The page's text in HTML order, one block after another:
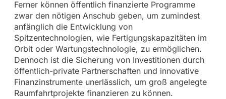
Ferner können öffentlich finanzierte Programme
zwar den nötigen Anschub geben, um zumindest
anfänglich die Entwicklung von
Spitzentechnologien, wie Fertigungskapazitäten im
Orbit oder Wartungstechnologie, zu ermöglichen.
Dennoch ist die Sicherung von Investitionen durch
öffentlich-private Partnerschaften und innovative
Finanzinstrumente unerlässlich, um groß angelegte
Raumfahrtprojekte finanzieren zu können.